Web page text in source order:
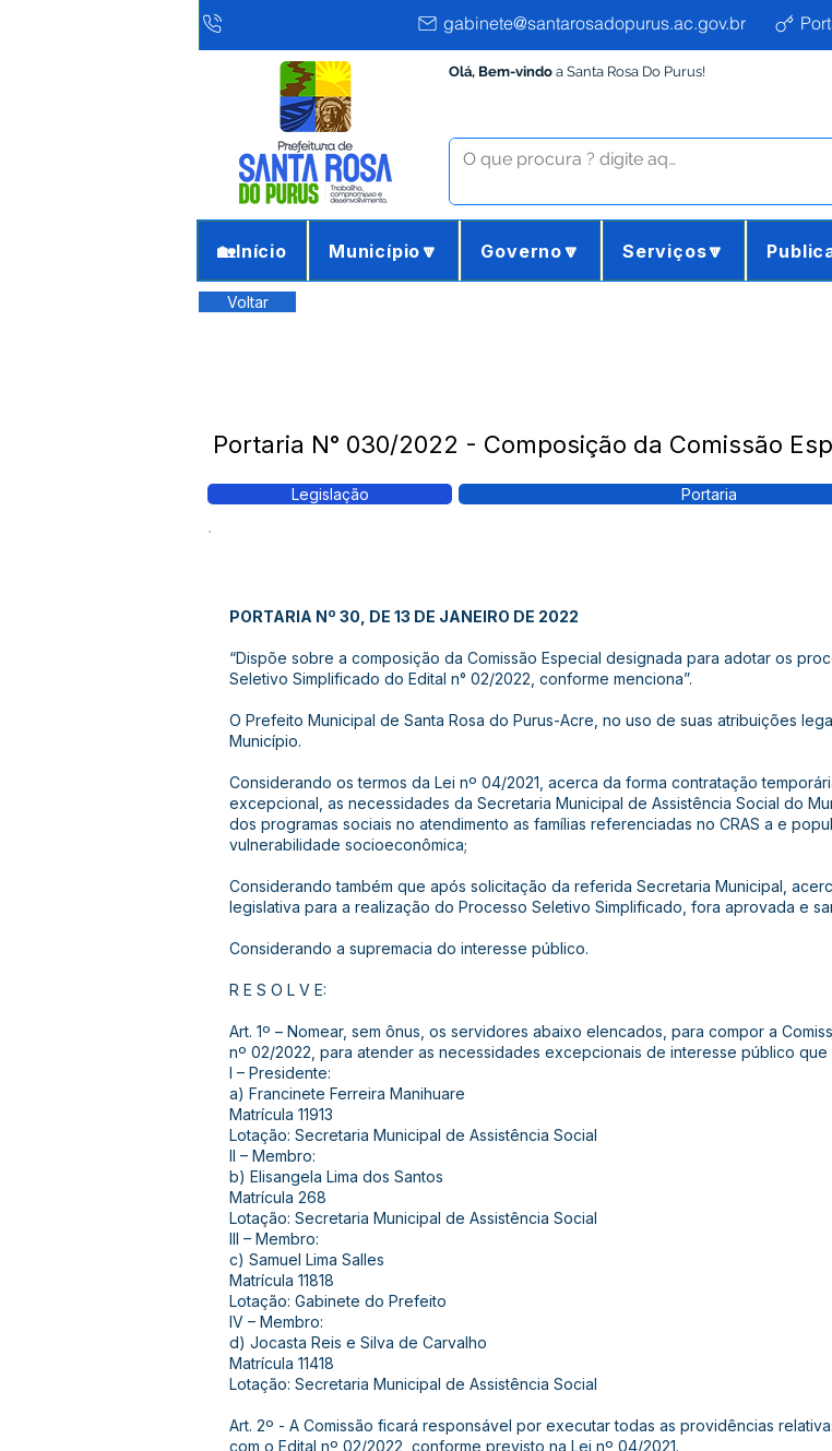
gabinete@santarosadopurus.ac.gov.br
Olá, Bem-vindo a Santa Rosa Do Purus!
🏡Início Município🔽 Governo🔽 Serviços🔽
Voltar
Portaria N° 030/2022 - Composição da Comissão
Legislação Portaria
PORTARIA Nº 30, DE 13 DE JANEIRO DE 2022
“Dispõe sobre a composição da Comissão Especial designada para adotar os
Seletivo Simplificado do Edital n° 02/2022, conforme menciona”.
O Prefeito Municipal de Santa Rosa do Purus-Acre, no uso de suas atribuições
Município.
Considerando os termos da Lei nº 04/2021, acerca da forma contratação
excepcional, as necessidades da Secretaria Municipal de Assistência Social do
dos programas sociais no atendimento as famílias referenciadas no CRAS a e
vulnerabilidade socioeconômica;
Considerando também que após solicitação da referida Secretaria Municipal,
legislativa para a realização do Processo Seletivo Simplificado, fora aprovada e
Considerando a supremacia do interesse público.
R E S O L V E:
Art. 1º – Nomear, sem ônus, os servidores abaixo elencados, para compor a
nº 02/2022, para atender as necessidades excepcionais de interesse público
I – Presidente:
a) Francinete Ferreira Manihuare
Matrícula 11913
Lotação: Secretaria Municipal de Assistência Social
II – Membro:
b) Elisangela Lima dos Santos
Matrícula 268
Lotação: Secretaria Municipal de Assistência Social
III – Membro:
c) Samuel Lima Salles
Matrícula 11818
Lotação: Gabinete do Prefeito
IV – Membro:
d) Jocasta Reis e Silva de Carvalho
Matrícula 11418
Lotação: Secretaria Municipal de Assistência Social
Art. 2º - A Comissão ficará responsável por executar todas as providências
com o Edital nº 02/2022, conforme previsto na Lei nº 04/2021.